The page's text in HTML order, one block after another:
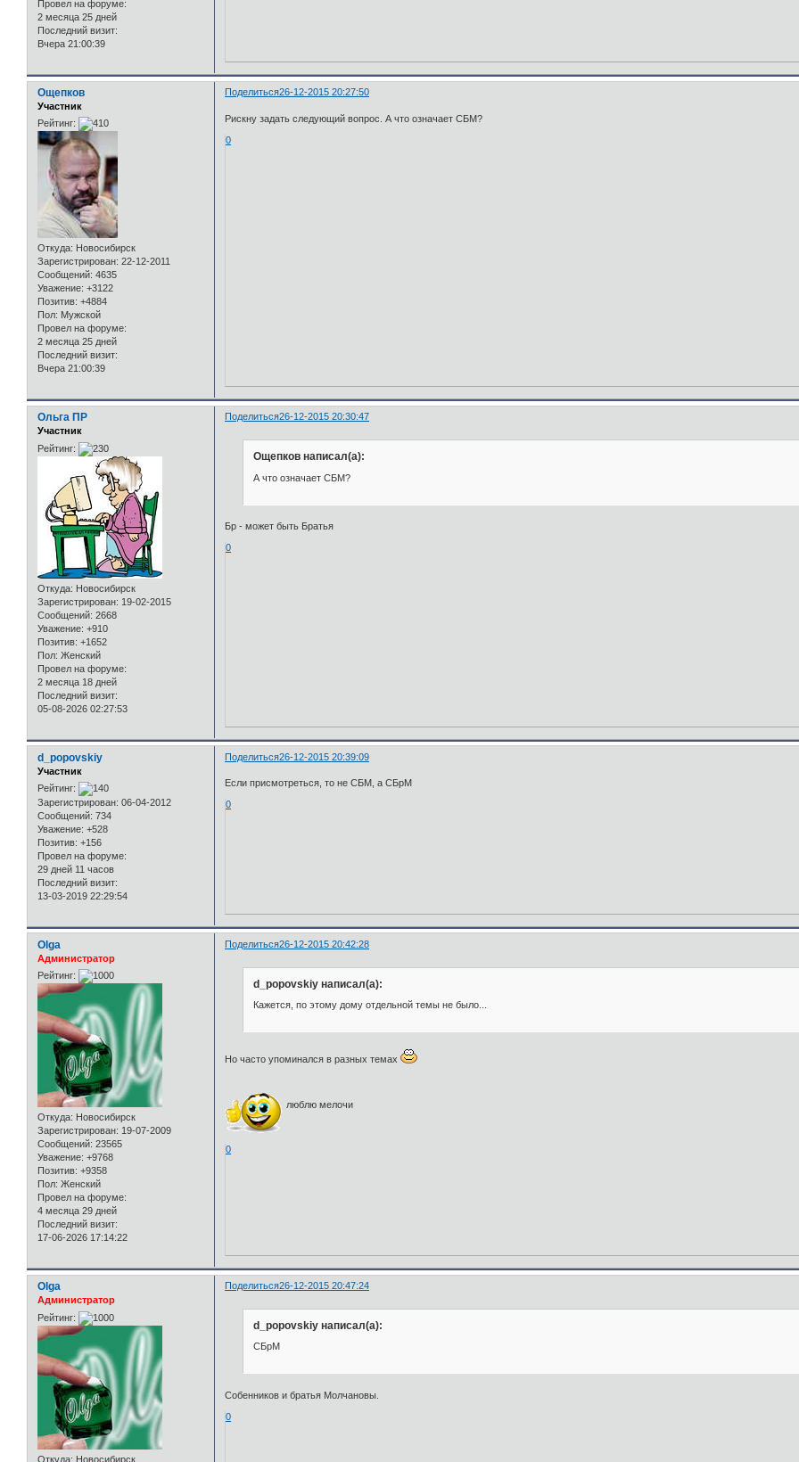
Провел на форуме:
2 месяца 25 дней
Последний визит:
Вчера 21:00:39
Поделиться26-12-2015 20:27:50
Ощепков
Участник
Рейтинг:
Откуда: Новосибирск
Зарегистрирован: 22-12-2011
Сообщений: 4635
Уважение: +3122
Позитив: +4884
Пол: Мужской
Провел на форуме:
2 месяца 25 дней
Последний визит:
Вчера 21:00:39
Рискну задать следующий вопрос. А что означает СБМ?
0
Поделиться26-12-2015 20:30:47
Ольга ПР
Участник
Рейтинг:
Откуда: Новосибирск
Зарегистрирован: 19-02-2015
Сообщений: 2668
Уважение: +910
Позитив: +1652
Пол: Женский
Провел на форуме:
2 месяца 18 дней
Последний визит:
05-08-2026 02:27:53
Ощепков написал(а):
А что означает СБМ?
Бр - может быть Братья
0
Поделиться26-12-2015 20:39:09
d_popovskiy
Участник
Рейтинг:
Зарегистрирован: 06-04-2012
Сообщений: 734
Уважение: +528
Позитив: +156
Провел на форуме:
29 дней 11 часов
Последний визит:
13-03-2019 22:29:54
Если присмотреться, то не СБМ, а СБрМ
0
Поделиться26-12-2015 20:42:28
Olga
Администратор
Рейтинг:
Откуда: Новосибирск
Зарегистрирован: 19-07-2009
Сообщений: 23565
Уважение: +9768
Позитив: +9358
Пол: Женский
Провел на форуме:
4 месяца 29 дней
Последний визит:
17-06-2026 17:14:22
d_popovskiy написал(а):
Кажется, по этому дому отдельной темы не было...
Но часто упоминался в разных темах
люблю мелочи
0
Поделиться26-12-2015 20:47:24
Olga
Администратор
Рейтинг:
Откуда: Новосибирск
d_popovskiy написал(а):
СБрМ
Собенников и братья Молчановы.
0